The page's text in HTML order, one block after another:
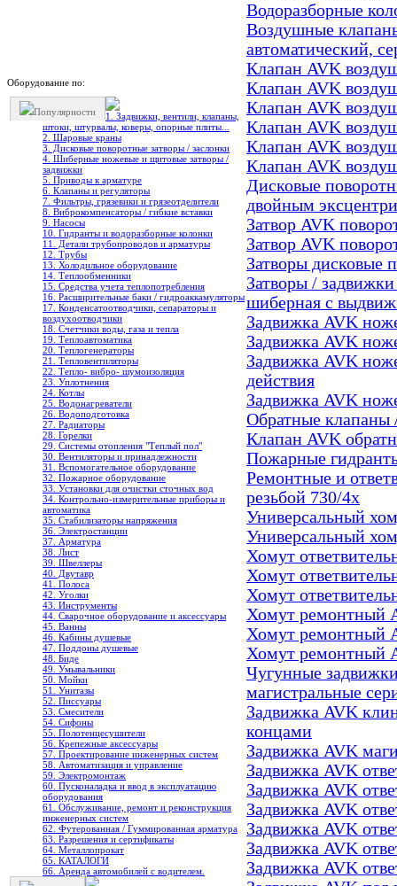
Оборудование по:
Популярности
1. Задвижки, вентили, клапаны,
штоки, штурвалы, коверы, опорные плиты...
2. Шаровые краны
3. Дисковые поворотные затворы / заслонки
4. Шиберные ножевые и щитовые затворы /
задвижки
5. Приводы к арматуре
6. Клапаны и регуляторы
7. Фильтры, грязевики и грязеотделители
8. Виброкомпенсаторы / гибкие вставки
9. Насосы
10. Гидранты и водоразборные колонки
11. Детали трубопроводов и арматуры
12. Трубы
13. Холодильное oборудование
14. Теплообменники
15. Средства учета теплопотребления
16. Расширительные баки / гидроаккамуляторы
17. Конденсатоотводчики, сепараторы и
воздухоотводчики
18. Счетчики воды, газа и тепла
19. Теплоавтоматика
20. Теплогенераторы
21. Тепловентиляторы
22. Тепло- вибро- шумоизоляция
23. Уплотнения
24. Котлы
25. Водонагреватели
26. Водоподготовка
27. Радиаторы
28. Горелки
29. Системы отопления "Теплый пол"
30. Вентиляторы и принадлежности
31. Вспомогательное оборудование
32. Пожарное оборудование
33. Установки для очистки сточных вод
34. Контрольно-измерительные приборы и
автоматика
35. Стабилизаторы напряжения
36. Электростанции
37. Арматура
38. Лист
39. Швеллеры
40. Двутавр
41. Полоса
42. Уголки
43. Инструменты
44. Сварочное оборудование и аксессуары
45. Ванны
46. Кабины душевые
47. Поддоны душевые
48. Биде
49. Умывальники
50. Мойки
51. Унитазы
52. Писсуары
53. Смесители
54. Сифоны
55. Полотенцесушители
56. Крепежные аксессуары
57. Проектирование инженерных систем
58. Автоматизация и управление
59. Электромонтаж
60. Пусконаладка и ввод в эксплуатацию
оборудования
61. Обслуживание, ремонт и реконструкция
инженерных систем
62. Футерованная / Гуммированная арматура
63. Разрешения и сертификаты
64. Металлопрокат
65. КАТАЛОГИ
66. Аренда автомобилей с водителем.
Водоразборные
Воздушные
автоматический,
Клапан AVK
Клапан AVK
Клапан AVK
Клапан AVK
Клапан AVK
Клапан AVK
Дисковые
двойным
Затвор AVK
Затвор AVK
Затворы дисковые
Затворы /
шиберная с
Задвижка AVK
Задвижка AVK
Задвижка AVK
действия
Задвижка AVK
Обратные
Клапан AVK
Пожарные
Ремонтные и
резьбой 730/4x
Универсальный
Универсальный
Хомут
Хомут
Хомут
Хомут ремонтный
Хомут ремонтный
Хомут ремонтный
Чугунные
магистральные
Задвижка AVK
концами
Задвижка AVK
Задвижка AVK
Задвижка AVK
Задвижка AVK
Задвижка AVK
Задвижка AVK
Задвижка AVK